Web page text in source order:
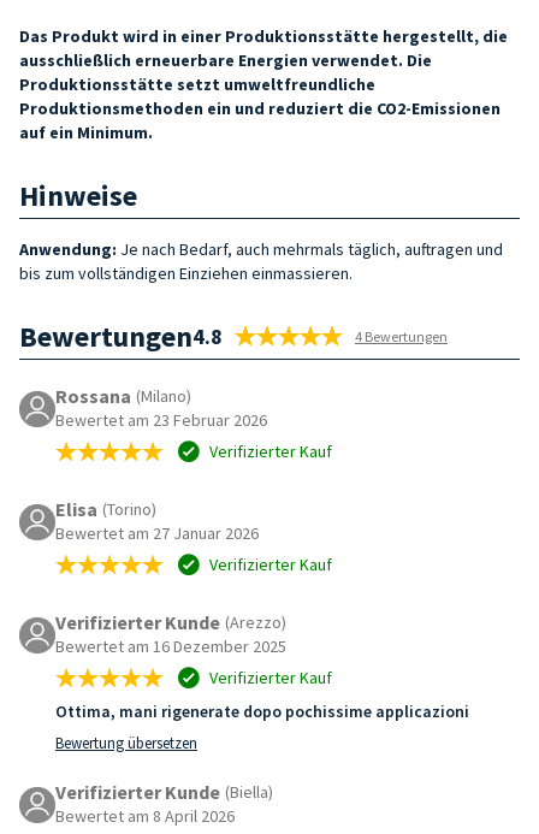
Das Produkt wird in einer Produktionsstätte hergestellt, die
ausschließlich erneuerbare Energien verwendet. Die
Produktionsstätte setzt umweltfreundliche
Produktionsmethoden ein und reduziert die CO2-Emissionen
auf ein Minimum.
Hinweise
Anwendung: Je nach Bedarf, auch mehrmals täglich, auftragen und
bis zum vollständigen Einziehen einmassieren.
Bewertungen4.8 4 Bewertungen
Rossana (Milano)
Bewertet am 23 Februar 2026
Verifizierter Kauf
Elisa (Torino)
Bewertet am 27 Januar 2026
Verifizierter Kauf
Verifizierter Kunde (Arezzo)
Bewertet am 16 Dezember 2025
Verifizierter Kauf
Ottima, mani rigenerate dopo pochissime applicazioni
Bewertung übersetzen
Verifizierter Kunde (Biella)
Bewertet am 8 April 2026